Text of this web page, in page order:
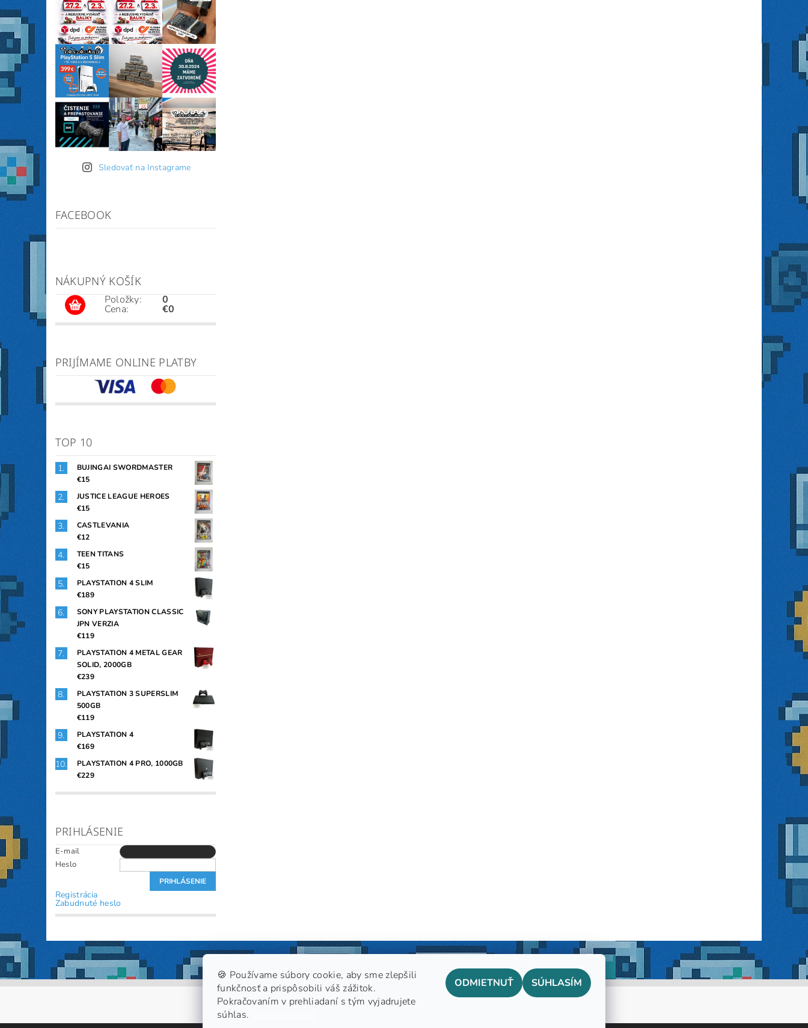
Sledovať na Instagrame
FACEBOOK
NÁKUPNÝ KOŠÍK
Položky:
Cena:
0
€0
PRIJÍMAME ONLINE PLATBY
TOP 10
BUJINGAI SWORDMASTER
€15
JUSTICE LEAGUE HEROES
€15
CASTLEVANIA
€12
TEEN TITANS
€15
PLAYSTATION 4 SLIM
€189
SONY PLAYSTATION CLASSIC
JPN VERZIA
€119
PLAYSTATION 4 METAL GEAR
SOLID, 2000GB
€239
PLAYSTATION 3 SUPERSLIM
500GB
€119
PLAYSTATION 4
€169
PLAYSTATION 4 PRO, 1000GB
€229
PRIHLÁSENIE
E-mail
Heslo
Registrácia
Zabudnuté heslo
GDPR
🍪 Používame súbory cookie, aby sme zlepšili
funkčnosť a prispôsobili váš zážitok.
Pokračovaním v prehliadaní s tým vyjadrujete
súhlas.
ODMIETNUŤ SÚHLASÍM